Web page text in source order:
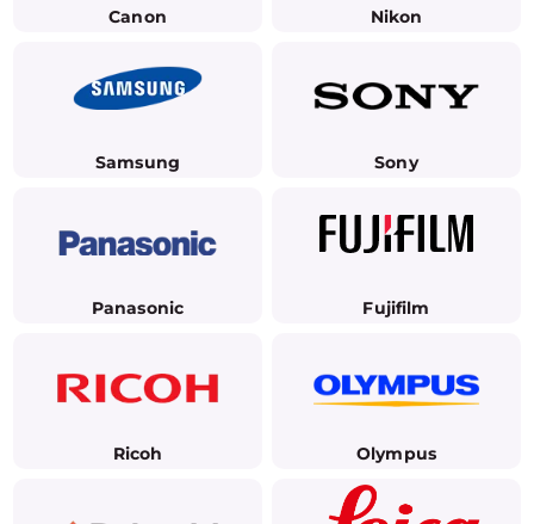
Canon Nikon
Samsung Sony
Panasonic Fujifilm
Ricoh Olympus